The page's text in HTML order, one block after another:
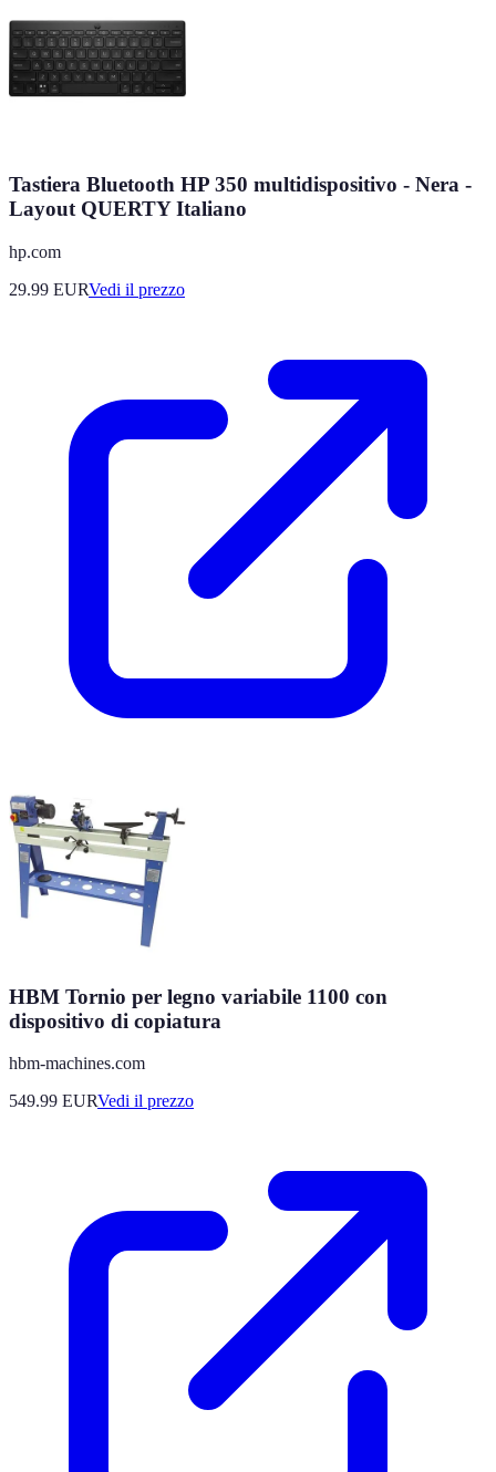
Tastiera Bluetooth HP 350 multidispositivo - Nera -
Layout QUERTY Italiano
hp.com
29.99 EURVedi il prezzo
HBM Tornio per legno variabile 1100 con
dispositivo di copiatura
hbm-machines.com
549.99 EURVedi il prezzo